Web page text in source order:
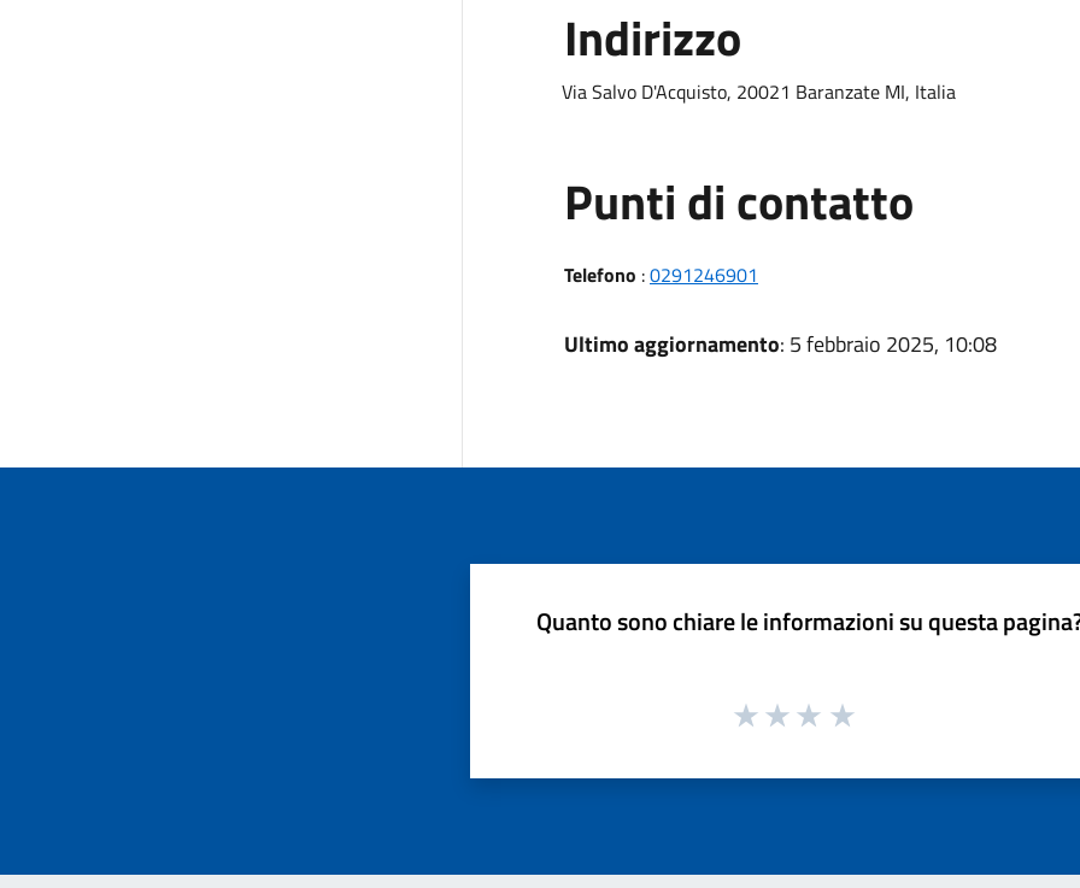
Indirizzo
Via Salvo D'Acquisto, 20021 Baranzate MI, Italia
Punti di contatto
Telefono :0291246901
Ultimo aggiornamento: 5 febbraio 2025, 10:08
Quanto sono chiare le informazioni su questa